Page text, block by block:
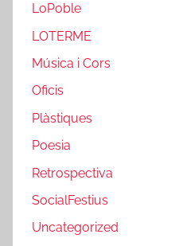
LoPoble
LOTERME
Música i Cors
Oficis
Plàstiques
Poesia
Retrospectiva
SocialFestius
Uncategorized